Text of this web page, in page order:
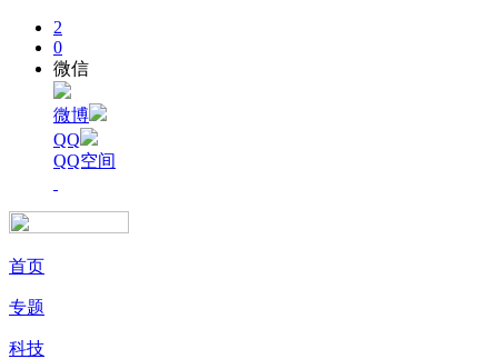
2
0
微信
微博
QQ
QQ空间
首页
专题
科技